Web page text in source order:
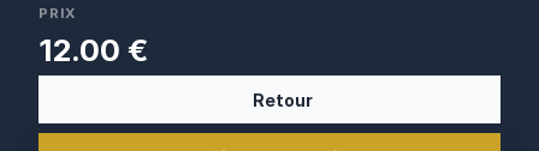
PRIX
12.00 €
Retour